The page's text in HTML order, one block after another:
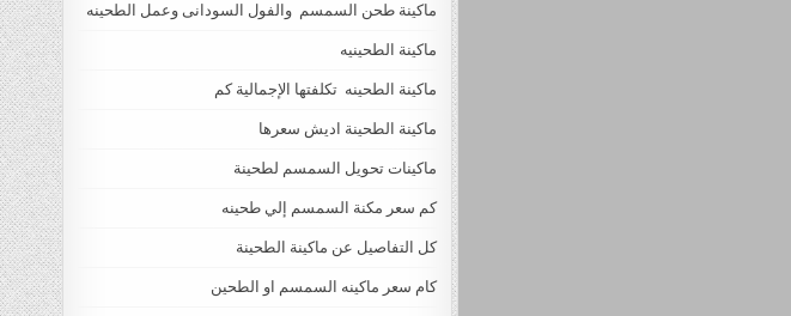
ماكينة طحن السمسم والفول السودانى وعمل الطحينه
ماكينة الطحينيه
ماكينة الطحينه تكلفتها الإجمالية كم
ماكينة الطحينة اديش سعرها
ماكينات تحويل السمسم لطحينة
كم سعر مكنة السمسم إلي طحينه
كل التفاصيل عن ماكينة الطحينة
كام سعر ماكينه السمسم او الطحين